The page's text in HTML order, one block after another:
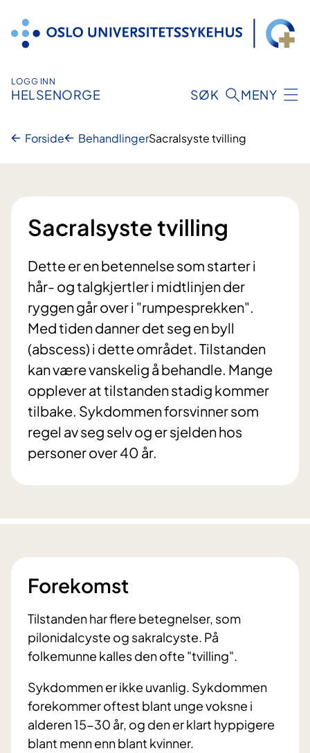
innhold
LOGG INN
HELSENORGE SØK MENY
Forside BehandlingerSacralsyste tvilling
Sacralsyste tvilling
Dette er en betennelse som starter i
hår- og talgkjertler i midtlinjen der
ryggen går over i "rumpesprekken".
Med tiden danner det seg en byll
(abscess) i dette området. Tilstanden
kan være vanskelig å behandle. Mange
opplever at tilstanden stadig kommer
tilbake. Sykdommen forsvinner som
regel av seg selv og er sjelden hos
personer over 40 år.
Forekomst
Tilstanden har flere betegnelser, som
pilonidalcyste og sakralcyste. På
folkemunne kalles den ofte "tvilling".
Sykdommen er ikke uvanlig. Sykdommen
forekommer oftest blant unge voksne i
alderen 15-30 år, og den er klart hyppigere
blant menn enn blant kvinner.